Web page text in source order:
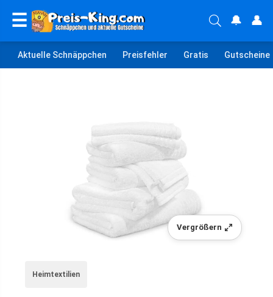
☰ 🔔 👤
Aktuelle Schnäppchen Preisfehler Gratis Gutscheine
Vergrößern
Heimtextilien